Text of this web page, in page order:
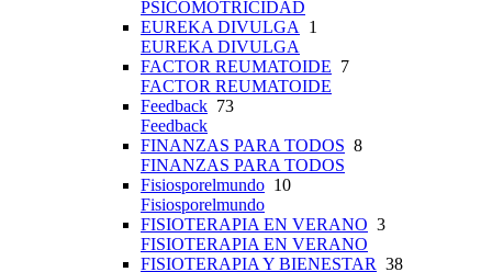
PSICOMOTRICIDAD
EUREKA DIVULGA
1
EUREKA DIVULGA
FACTOR REUMATOIDE 7
FACTOR REUMATOIDE
Feedback 73
Feedback
FINANZAS PARA TODOS 8
FINANZAS PARA TODOS
Fisiosporelmundo 10
Fisiosporelmundo
FISIOTERAPIA EN VERANO 3
FISIOTERAPIA EN VERANO
FISIOTERAPIA Y BIENESTAR 38